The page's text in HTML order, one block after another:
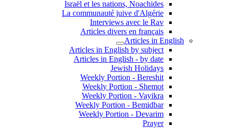
Israël et les nations, Noachides
La communauté juive d'Algérie
Interviews avec le Rav
Articles divers en français
Articles in English
Articles in English by subject
Articles in English - by date
Jewish Holidays
Weekly Portion - Bereshit
Weekly Portion - Shemot
Weekly Portion - Vayikra
Weekly Portion - Bemidbar
Weekly Portion - Devarim
Prayer